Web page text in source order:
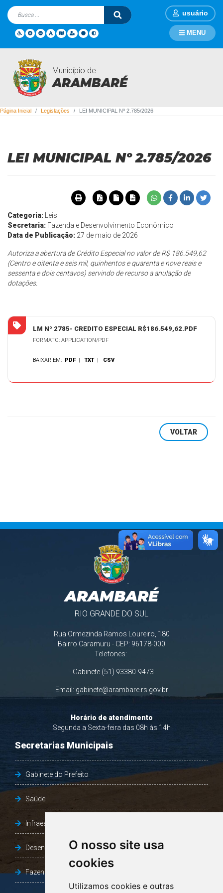
O nosso site usa
cookies
Utilizamos cookies e outras
usuário
Município de
ARAMBARÉ
MENU
Legislações
Página Inicial Legislações LEI MUNICIPAL Nº 2.785/2026
LEI MUNICIPAL Nº 2.785/2026
Categoria:
Leis
Secretaria: Fazenda e Desenvolvimento Econômico
Data de Publicação: 27 de maio de 2026
Autoriza a abertura de Crédito Especial no valor de R$ 186.549,62
(Centro e oitenta e seis mil, quinhentos e quarenta e nove reais e
sessenta e dois centavos) servindo de recurso a anulação de
dotações.
LM Nº 2785- CREDITO ESPECIAL R$186.549,62.PDF
FORMATO: APPLICATION/PDF
BAIXAR EM: PDF |TXT | CSV
VOLTAR
ARAMBARÉ
RIO GRANDE DO SUL
Rua Ormezinda Ramos Loureiro, 180
Bairro Caramuru - CEP: 96178-000
Telefones:
- Gabinete (51) 93380-9473
Email: gabinete@arambare.rs.gov.br
Horário de atendimento
Segunda a Sexta-feira das 08h às 14h
Secretarias Municipais
Gabinete do Prefeito
Saúde
Infraestrutura, Agricultura e Meio Ambiente
Desenvolvimento Social
Fazenda e Desenvolvimento Econômico